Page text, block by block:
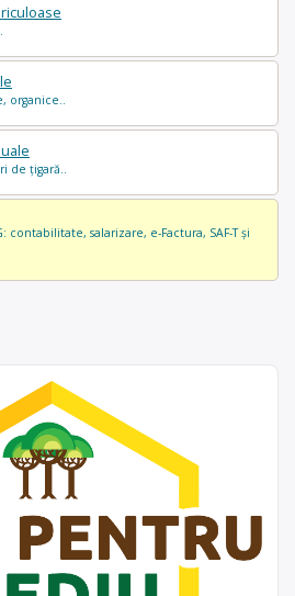
organice..
de țigară..
contabilitate, salarizare, e-Factura, SAF-T și